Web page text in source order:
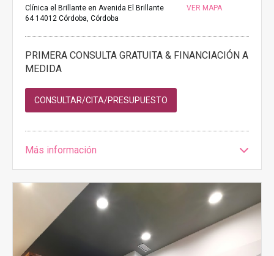
Clínica el Brillante en Avenida El Brillante
64 14012 Córdoba, Córdoba
VER MAPA
PRIMERA CONSULTA GRATUITA & FINANCIACIÓN A
MEDIDA
CONSULTAR/CITA/PRESUPUESTO
Más información